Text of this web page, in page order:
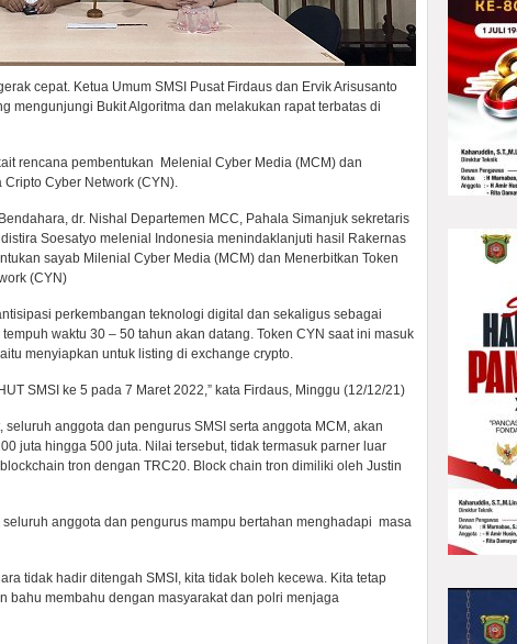
cepat. Ketua Umum SMSI Pusat Firdaus dan Ervik Arisusanto
mengunjungi Bukit Algoritma dan melakukan rapat terbatas di
rencana pembentukan Melenial Cyber Media (MCM) dan
Cyber Network (CYN).
dr. Nishal Departemen MCC, Pahala Simanjuk sekretaris
Soesatyo melenial Indonesia menindaklanjuti hasil Rakernas
sayab Milenial Cyber Media (MCM) dan Menerbitkan Token
(CYN)
perkembangan teknologi digital dan sekaligus sebagai
waktu 30 – 50 tahun akan datang. Token CYN saat ini masuk
menyiapkan untuk listing di exchange crypto.
SMSI ke 5 pada 7 Maret 2022,” kata Firdaus, Minggu (12/12/21)
anggota dan pengurus SMSI serta anggota MCM, akan
juta hingga 500 juta. Nilai tersebut, tidak termasuk parner luar
tron dengan TRC20. Block chain tron dimiliki oleh Justin
anggota dan pengurus mampu bertahan menghadapi masa
tidak hadir ditengah SMSI, kita tidak boleh kecewa. Kita tetap
bahu membahu dengan masyarakat dan polri menjaga